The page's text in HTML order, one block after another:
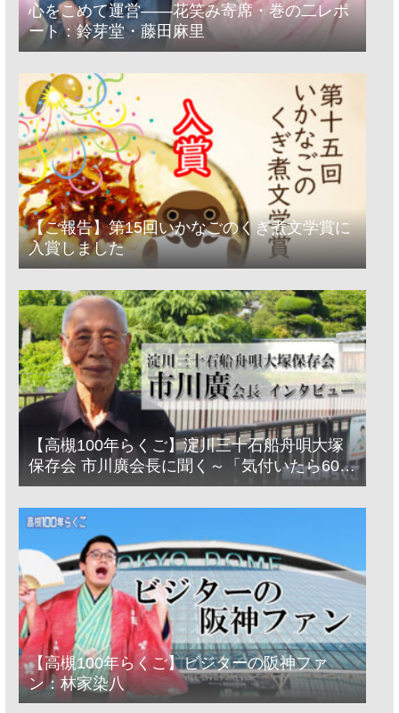
心をこめて運営――花笑み寄席・巻の二レポ
ート：鈴芽堂・藤田麻里
【ご報告】第15回いかなごのくぎ煮文学賞に
入賞しました
【高槻100年らくご】淀川三十石船舟唄大塚
保存会 市川廣会長に聞く～「気付いたら60年
経っとった」
【高槻100年らくご】ビジターの阪神ファ
ン：林家染八